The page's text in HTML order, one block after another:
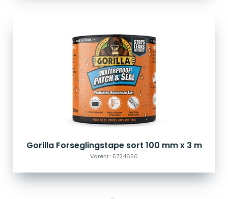
Gorilla Forseglingstape sort 100 mm x 3 m
Varenr.: 5724650